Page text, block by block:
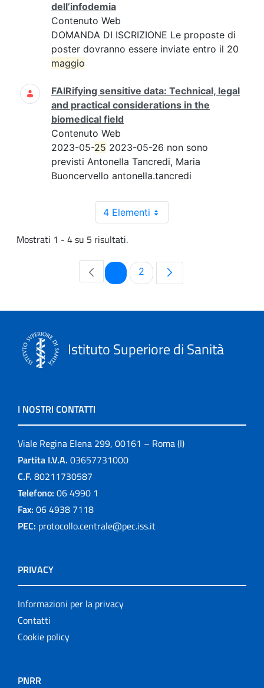
dell’infodemia
Contenuto Web
DOMANDA DI ISCRIZIONE Le proposte di
poster dovranno essere inviate entro il 20
maggio
FAIRifying sensitive data: Technical, legal
and practical considerations in the
biomedical field
Contenuto Web
2023-05-25 2023-05-26 non sono
previsti Antonella Tancredi, Maria
Buoncervello antonella.tancredi
4 Elementi
Mostrati 1 - 4 su 5 risultati.
PaginaPagina
2
Istituto Superiore di Sanità
I NOSTRI CONTATTI
Viale Regina Elena 299, 00161 – Roma (I)
Partita I.V.A. 03657731000
C.F. 80211730587
Telefono: 06 4990 1
Fax: 06 4938 7118
PEC: protocollo.centrale@pec.iss.it
PRIVACY
Informazioni per la privacy
Contatti
Cookie policy
PNRR